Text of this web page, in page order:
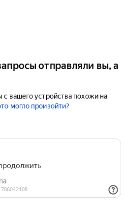
отправляли вы, а
вашего устройства похожи на
могло произойти?